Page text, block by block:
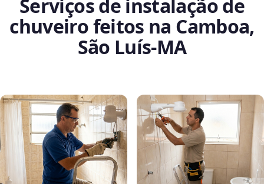
Serviços de instalação de
chuveiro feitos na Camboa,
São Luís‑MA